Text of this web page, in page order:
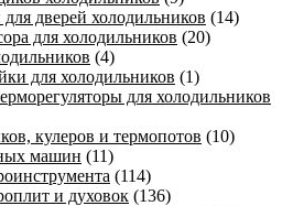
дверей холодильников (14)
для холодильников (20)
(4)
для холодильников (1)
для холодильников
кулеров и термопотов (10)
машин (11)
(114)
и духовок (136)